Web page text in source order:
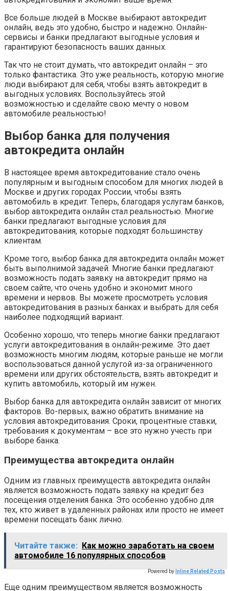
Все больше людей в Москве выбирают автокредит
онлайн, ведь это удобно, быстро и надежно. Онлайн-
сервисы и банки предлагают выгодные условия и
гарантируют безопасность ваших данных.
Так что не стоит думать, что автокредит онлайн – это
только фантастика. Это уже реальность, которую многие
люди выбирают для себя, чтобы взять автокредит в
выгодных условиях. Воспользуйтесь этой
возможностью и сделайте свою мечту о новом
автомобиле реальностью!
Выбор банка для получения
автокредита онлайн
В настоящее время автокредитование стало очень
популярным и выгодным способом для многих людей в
Москве и других городах России, чтобы взять
автомобиль в кредит. Теперь, благодаря услугам банков,
выбор автокредита онлайн стал реальностью. Многие
банки предлагают выгодные условия для
автокредитования, которые подходят большинству
клиентам.
Кроме того, выбор банка для автокредита онлайн может
быть выполнимой задачей. Многие банки предлагают
возможность подать заявку на автокредит прямо на
своем сайте, что очень удобно и экономит много
времени и нервов. Вы можете просмотреть условия
автокредитования в разных банках и выбрать для себя
наиболее подходящий вариант.
Особенно хорошо, что теперь многие банки предлагают
услуги автокредитования в онлайн-режиме. Это дает
возможность многим людям, которые раньше не могли
воспользоваться данной услугой из-за ограниченного
времени или других обстоятельств, взять автокредит и
купить автомобиль, который им нужен.
Выбор банка для автокредита онлайн зависит от многих
факторов. Во-первых, важно обратить внимание на
условия автокредитования. Сроки, процентные ставки,
требования к документам – все это нужно учесть при
выборе банка.
Преимущества автокредита онлайн
Одним из главных преимуществ автокредита онлайн
является возможность подать заявку на кредит без
посещения отделения банка. Это особенно удобно для
тех, кто живет в удаленных районах или просто не имеет
времени посещать банк лично.
Читайте также: Как можно заработать на своем
автомобиле 16 популярных способов
Powered by Inline Related Posts
Еще одним преимуществом является возможность